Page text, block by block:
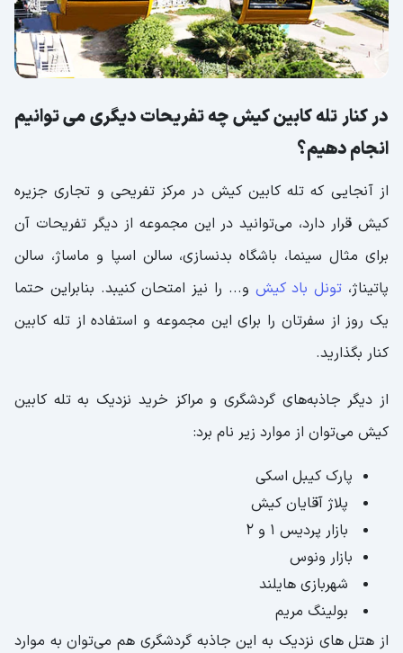
در کنار تله کابین کیش چه تفریحات دیگری می توانیم
انجام دهیم؟
از آنجایی که تله کابین کیش در مرکز تفریحی و تجاری جزیره
کیش قرار دارد، می‌توانید در این مجموعه از دیگر تفریحات آن
برای مثال سینما، باشگاه بدنسازی، سالن اسپا و ماساژ، سالن
پاتیناژ، تونل باد کیش و... را نیز امتحان کنیبد. بنابراین حتما
یک روز از سفرتان را برای این مجموعه و استفاده از تله کابین
کنار بگذارید.
از دیگر جاذبه‌های گردشگری و مراکز خرید نزدیک به تله کابین
کیش می‌توان از موارد زیر نام برد:
پارک کیبل اسکی
پلاژ آقایان کیش
بازار پردیس ۱ و ۲
بازار ونوس
شهربازی هایلند
بولینگ مریم
از هتل های نزدیک به این جاذبه گردشگری هم می‌توان به موارد